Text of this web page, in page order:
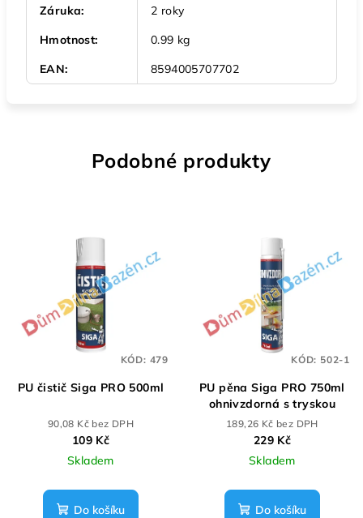
Záruka:
2 roky
Hmotnost:
0.99 kg
EAN: 8594005707702
Podobné produkty
PU čistič Siga PRO 500ml
90,08 Kč bez DPH
109 Kč
Skladem
Do košíku
KÓD: 479
PU pěna Siga PRO 750ml
ohnivzdorná s tryskou
189,26 Kč bez DPH
229 Kč
Skladem
Do košíku
KÓD: 502-1